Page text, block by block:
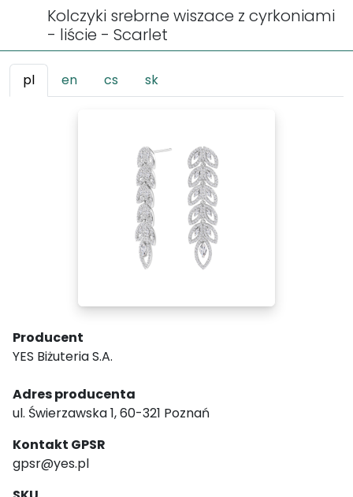
Kolczyki srebrne wiszace z cyrkoniami
- liście - Scarlet
pl en cs sk
Producent
YES Biżuteria S.A.
Adres producenta
ul. Świerzawska 1, 60-321 Poznań
Kontakt GPSR
gpsr@yes.pl